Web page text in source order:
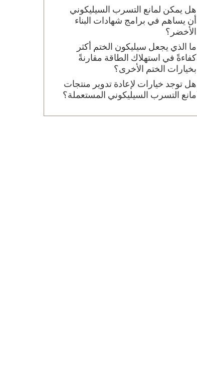
هل يمكن لمانع التسرب السيليكوني
أن يساهم في برامج شهادات البناء
الأخضر؟
ما الذي يجعل سيليكون الختم أكثر
كفاءةً في استهلاك الطاقة مقارنةً
بخيارات الختم الأخرى؟
هل توجد خيارات لإعادة تدوير منتجات
مانع التسرب السيليكوني المستعملة؟